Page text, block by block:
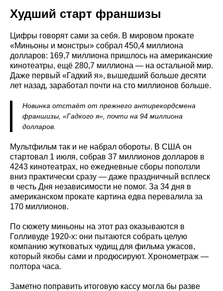
Худший старт франшизы
Цифры говорят сами за себя. В мировом прокате
«Миньоны и монстры» собрал 450,4 миллиона
долларов: 169,7 миллиона пришлось на американские
кинотеатры, ещё 280,7 миллиона — на остальной мир.
Даже первый «Гадкий я», вышедший больше десяти
лет назад, заработал почти на сто миллионов больше.
Новинка отстаёт от прежнего антирекордсмена
франшизы, «Гадкого я», почти на 94 миллиона
долларов.
Мультфильм так и не набрал обороты. В США он
стартовал 1 июля, собрав 37 миллионов долларов в
4243 кинотеатрах, но ежедневные сборы поползли
вниз практически сразу — даже праздничный всплеск
в честь Дня независимости не помог. За 34 дня в
американском прокате картина едва перевалила за
170 миллионов.
По сюжету миньоны на этот раз оказываются в
Голливуде 1920-х: они пытаются собрать целую
компанию жутковатых чудищ для фильма ужасов,
который якобы сами и продюсируют. Хронометраж —
полтора часа.
Заметно поправить итоговую кассу могла бы разве